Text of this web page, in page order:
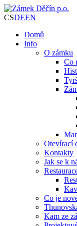
CSDEEN
Domů
Info
O zámku
Co
Otevírací
Kontakty
Jak se k
Co je
Kam ze